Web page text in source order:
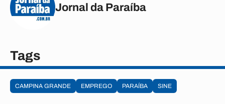
Jornal da Paraíba
Tags
CAMPINA GRANDE EMPREGO PARAÍBA SINE